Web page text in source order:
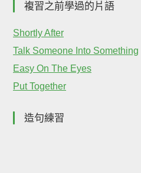
複習之前學過的片語
Shortly After
Talk Someone Into Something
Easy On The Eyes
Put Together
造句練習